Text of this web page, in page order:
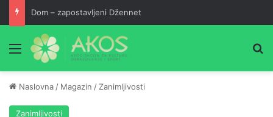
Dom – zapostavljeni Džennet
Meni
Naslovna / Magazin / Zanimljivosti
Zanimljivosti